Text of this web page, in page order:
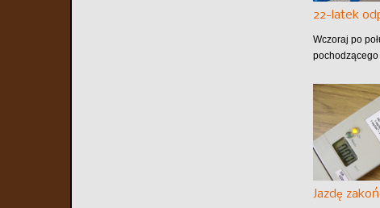
22-latek
Wczoraj po
pochodzącego
Jazdę